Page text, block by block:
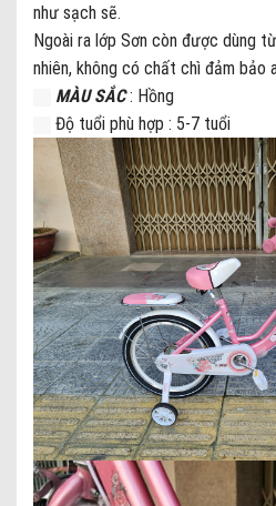
như sạch sẽ.
Ngoài ra lớp Sơn còn được dùng
nhiên, không có chất chì đảm bảo
MÀU SẮC: Hồng
Độ tuổi phù hợp : 5-7 tuổi